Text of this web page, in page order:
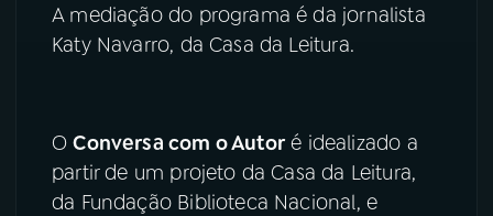
A mediação do programa é da jornalista
Katy Navarro, da Casa da Leitura.
OConversa com o Autoré idealizado a
partir de um projeto da Casa da Leitura,
da Fundação Biblioteca Nacional, e